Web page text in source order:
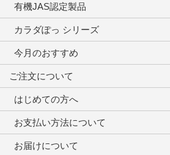
有機JAS認定製品
カラダぽっ シリーズ
今月のおすすめ
ご注文について
はじめての方へ
お支払い方法について
お届けについて